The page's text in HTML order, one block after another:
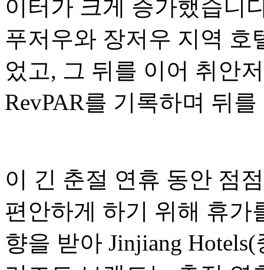
이터가 크게 증가했습니
푸저우와 장저우 지역 호
었고, 그 뒤를 이어 취안
RevPAR를 기록하며 뒤
이 긴 춘절 연휴 동안 점
편안하게 하기 위해 휴가
향을 받아 Jinjiang